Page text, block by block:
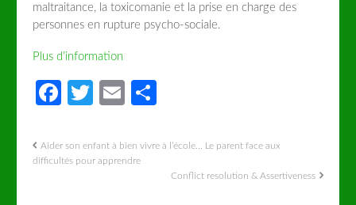
maltraitance, la toxicomanie et la prise en charge des
personnes en rupture psycho-sociale.
Plus d’information
Facebook
Twitter
Email
Aider son enfant à bien vivre à l’école… Le parent face aux
difficultés pour apprendre
Conflict resolution & Assertiveness